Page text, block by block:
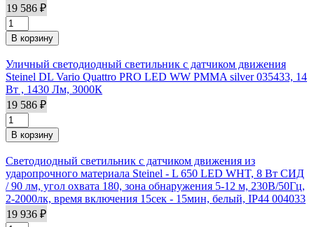
19 586 ₽
Уличный светодиодный светильник с датчиком движения
Steinel DL Vario Quattro PRO LED WW PMMA silver 035433, 14
Вт , 1430 Лм, 3000К
19 586 ₽
Светодиодный светильник с датчиком движения из
ударопрочного материала Steinel - L 650 LED WHT, 8 Вт СИД
/ 90 лм, угол охвата 180, зона обнаружения 5-12 м, 230В/50Гц,
2-2000лк, время включения 15сек - 15мин, белый, IP44 004033
19 936 ₽